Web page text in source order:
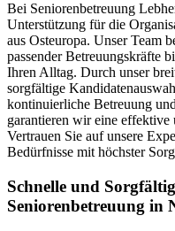
Bei Seniorenbetreuung
Unterstützung für die
aus Osteuropa. Unser Team
passender Betreuungskräfte
Ihren Alltag. Durch unser
sorgfältige
kontinuierliche Betreuung
garantieren wir eine effektive
Vertrauen Sie auf unsere
Bedürfnisse mit höchster
Schnelle und
Seniorenbetreuung in